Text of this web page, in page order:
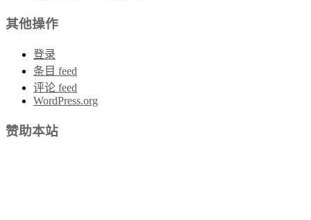
其他操作
登录
条目 feed
评论 feed
WordPress.org
赞助本站